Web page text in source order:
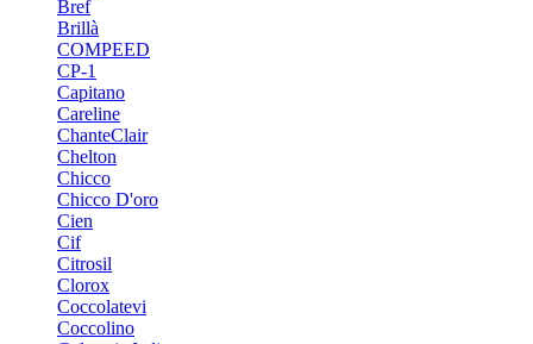
Bref
Brillà
COMPEED
CP-1
Capitano
Careline
ChanteСlair
Chelton
Chicco
Chicco D'oro
Cien
Cif
Citrosil
Clorox
Coccolatevi
Coccolino